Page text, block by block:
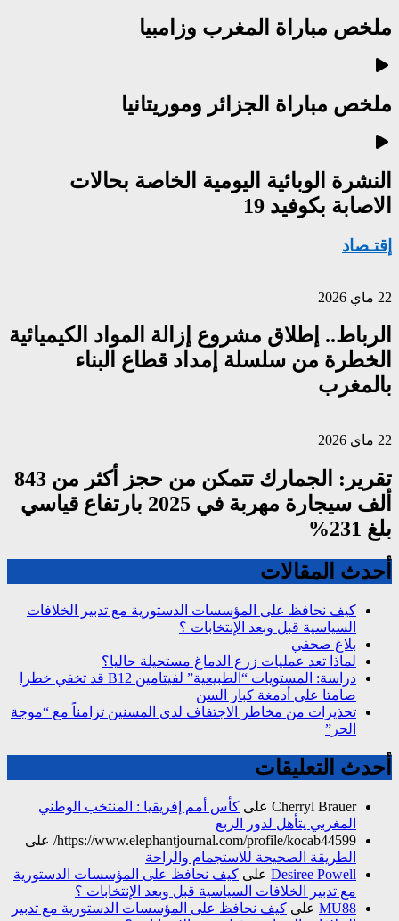
ملخص مباراة المغرب وزامبيا
ملخص مباراة الجزائر وموريتانيا
النشرة الوبائية اليومية الخاصة بحالات
الاصابة بكوفيد 19
إقتـصاد
22 ماي 2026
الرباط.. إطلاق مشروع إزالة المواد الكيميائية
الخطرة من سلسلة إمداد قطاع البناء
بالمغرب
22 ماي 2026
تقرير: الجمارك تتمكن من حجز أكثر من 843
ألف سيجارة مهربة في 2025 بارتفاع قياسي
بلغ 231%
أحدث المقالات
كيف نحافظ على المؤسسات الدستورية مع تدبير الخلافات
السياسية قبل وبعد الإنتخابات ؟
بلاغ صحفي
لماذا تعد عمليات زرع الدماغ مستحيلة حاليا؟
دراسة: المستويات “الطبيعية” لفيتامين B12 قد تخفي خطرا
صامتا على أدمغة كبار السن
تحذيرات من مخاطر الاجتفاف لدى المسنين تزامناً مع “موجة
الحر”
أحدث التعليقات
Cherryl Brauer على كأس أمم إفريقيا : المنتخب الوطني
المغربي يتأهل لدور الربع
https://www.elephantjournal.com/profile/kocab44599/ على
الطريقة الصحيحة للاستجمام والراحة
Desiree Powell على كيف نحافظ على المؤسسات الدستورية
مع تدبير الخلافات السياسية قبل وبعد الإنتخابات ؟
MU88 على كيف نحافظ على المؤسسات الدستورية مع تدبير